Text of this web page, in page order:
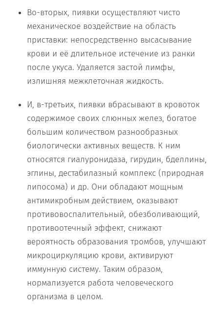
Во-вторых, пиявки осуществляют чисто
механическое воздействие на область
приставки: непосредственно высасывание
крови и её длительное истечение из ранки
после укуса. Удаляется застой лимфы,
излишняя межклеточная жидкость.
И, в-третьих, пиявки вбрасывают в кровоток
содержимое своих слюнных желез, богатое
большим количеством разнообразных
биологически активных веществ. К ним
относятся гиалуронидаза, гирудин, бделлины,
эглины, дестабилазный комплекс (природная
липосома) и др. Они обладают мощным
антимикробным действием, оказывают
противовоспалительный, обезболивающий,
противоотечный эффект, снижают
вероятность образования тромбов, улучшают
микроциркуляцию крови, активируют
иммунную систему. Таким образом,
нормализуется работа человеческого
организма в целом.